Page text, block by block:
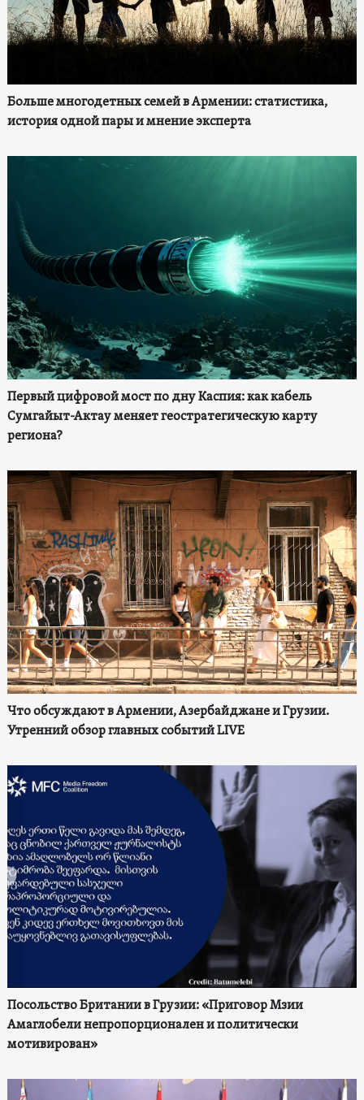
Больше многодетных семей в Армении: статистика,
история одной пары и мнение эксперта
Первый цифровой мост по дну Каспия: как кабель
Сумгайыт-Актау меняет геостратегическую карту
региона?
Что обсуждают в Армении, Азербайджане и Грузии.
Утренний обзор главных событий LIVE
Посольство Британии в Грузии: «Приговор Мзии
Амаглобели непропорционален и политически
мотивирован»